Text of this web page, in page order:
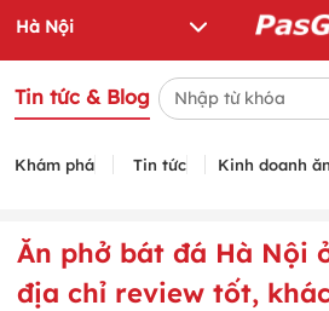
Tin tức & Blog
Khám phá Tin tức Kinh doanh
Ăn phở bát đá Hà Nội
địa chỉ review tốt,